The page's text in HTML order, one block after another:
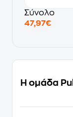
Σύνολο
47,97€
Η ομάδα